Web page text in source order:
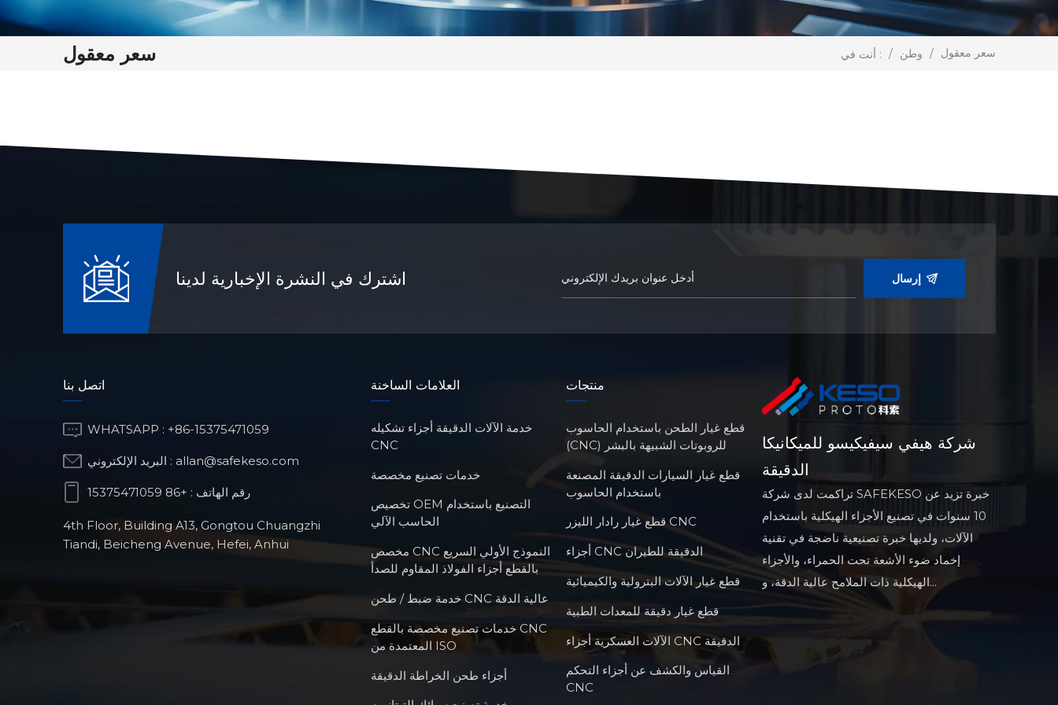
سعر معقول أنت في : / وطن / سعر معقول
اشترك في النشرة الإخبارية لدينا إرسال
اتصل بنا
WHATSAPP : +86-15375471059
البريد الإلكتروني : allan@safekeso.com
رقم الهاتف : +86 15375471059
4th Floor, Building A13, Gongtou Chuangzhi
Tiandi, Beicheng Avenue, Hefei, Anhui
العلامات الساخنة
خدمة الآلات الدقيقة أجزاء تشكيله
CNC
خدمات تصنيع مخصصة
تخصيص OEM التصنيع باستخدام
الحاسب الآلي
مخصص CNC النموذج الأولي السريع
بالقطع أجزاء الفولاذ المقاوم للصدأ
خدمة ضبط / طحن CNC عالية الدقة
خدمات تصنيع مخصصة بالقطع CNC
المعتمدة من ISO
أجزاء طحن الخراطة الدقيقة
منتجات
قطع غيار الطحن باستخدام الحاسوب
(CNC) للروبوتات الشبيهة بالبشر
قطع غيار السيارات الدقيقة المصنعة
باستخدام الحاسوب
قطع غيار رادار الليزر CNC
أجزاء CNC الدقيقة للطيران
قطع غيار الآلات البترولية والكيميائية
قطع غيار دقيقة للمعدات الطبية
الآلات العسكرية أجزاء CNC الدقيقة
القياس والكشف عن أجزاء التحكم
CNC
شركة هيفي سيفيكيسو للميكانيكا
الدقيقة
تراكمت لدى شركة SAFEKESO خبرة تزيد عن
10 سنوات في تصنيع الأجزاء الهيكلية باستخدام
الآلات، ولديها خبرة تصنيعية ناضجة في تقنية
إخماد ضوء الأشعة تحت الحمراء، والأجزاء
الهيكلية ذات الملامح عالية الدقة، و...